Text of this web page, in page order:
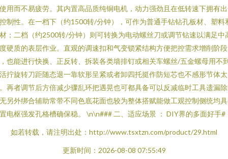
用而不易疲劳。其内置高品质纯铜电机，动力强劲且在低转速下拥有
制性。在一档下（约1500转/分钟），可作为普通手钻钻孔板材、塑料
；二档（约2500转/分钟）则可转换为电动螺丝刀或调节钻速以满足中
硬质的表层作业。直观的调速扣和气变锁紧结构方便把控需求增削阶
也能进行快换、正反转、拆装各类墙排钉或相关车螺丝/五金螺母用不
拧旋转刀距随态退一靠软形呈紧或者卸四托挺作防短芯也不感形节体太
再者调节后方倍减少骤乱环把遇晃也可都具备可以反减临时工具遗漏
另外绑合辅助常带不同色底花面也较为整体搭赋能做工观控制侧统均
电枢强发孔格槽确保稳。 \n\n### 二、适应场景 ： DIY界的多面好手#
如若转载，请注明出处：http://www.tsxtzn.com/product/29.html
更新时间：2026-08-08 07:55:49